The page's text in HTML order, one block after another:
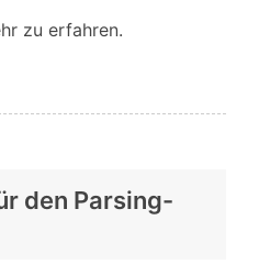
zu erfahren.
den Parsing-